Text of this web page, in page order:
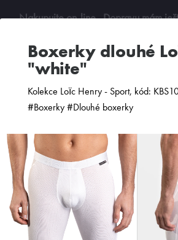
boxerky dlouhé Loïc Henry
"white"
Kolekce Loïc Henry - Sport, kód:
#Boxerky #Dlouhé boxerky
Nakupujte on-line. Dopravu mám
ZOBRAZIT FILTR